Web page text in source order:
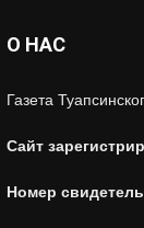
О НАС
Газета
Сайт
Номер